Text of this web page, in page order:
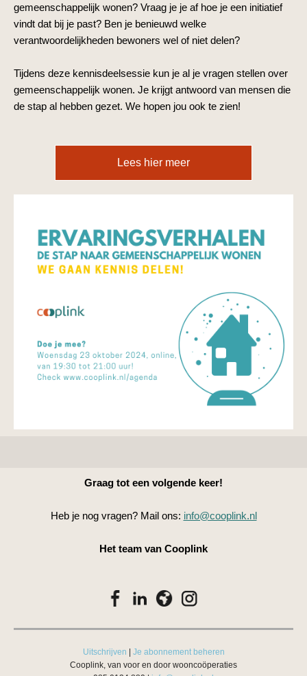
gemeenschappelijk wonen? Vraag je je af hoe je een initiatief
vindt dat bij je past? Ben je benieuwd welke
verantwoordelijkheden bewoners wel of niet delen?
Tijdens deze kennisdeelsessie kun je al je vragen stellen over
gemeenschappelijk wonen. Je krijgt antwoord van mensen die
de stap al hebben gezet. We hopen jou ook te zien!
Lees hier meer
Graag tot een volgende keer!
Heb je nog vragen? Mail ons: info@cooplink.nl
Het team van Cooplink
Uitschrijven
Je abonnement beheren
Cooplink, van voor en door wooncoöperaties